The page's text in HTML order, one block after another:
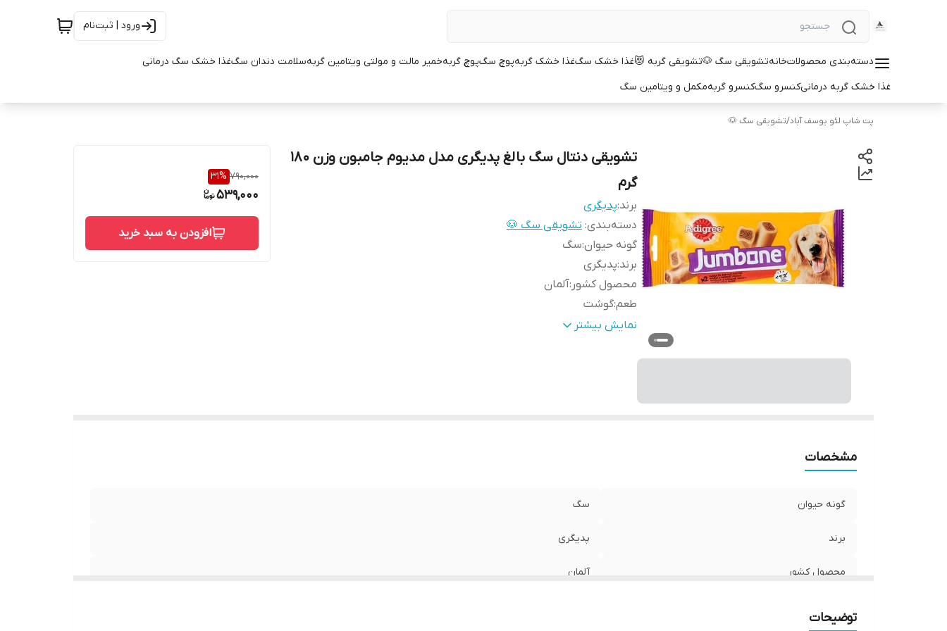
ورود | ثبت‌نام
دسته‌بندی محصولاتخانهتشویقی سگ 🐶تشویقی گربه 😻غذا خشک سگغذا خشک گربهپوچ سگپوچ گربهخمیر مالت و مولتی ویتامین گربهسلامت دندان سگغذا خشک سگ درمانی
غذا خشک گربه درمانیکنسرو سگکنسرو گربهمکمل و ویتامین سگ
پت شاپ لئو یوسف آباد/تشویقی سگ 🐶
تشویقی دنتال سگ بالغ پدیگری مدل مدیوم جامبون وزن 180
گرم
برند:پدیگری
دسته‌بندی: تشویقی سگ 🐶
گونه حیوان:سگ
برند:پدیگری
محصول کشور :آلمان
طعم:گوشت
وزن:180 گرم
نمایش بیشتر
790,000
31%
539,000
افزودن به سبد خرید
مشخصات
گونه حیوان سگ
برند پدیگری
محصول کشور آلمان
توضیحات